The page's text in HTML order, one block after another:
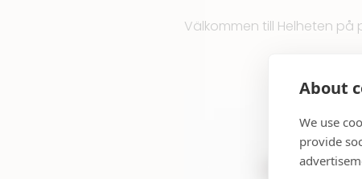
About
We use
provide
Välkommen till Helheten på